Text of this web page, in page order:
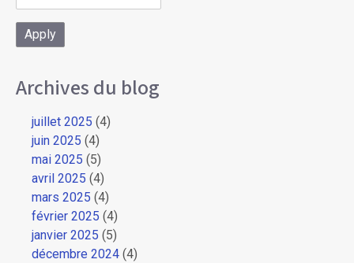
Archives du blog
juillet 2025 (4)
juin 2025 (4)
mai 2025 (5)
avril 2025 (4)
mars 2025 (4)
février 2025 (4)
janvier 2025 (5)
décembre 2024 (4)